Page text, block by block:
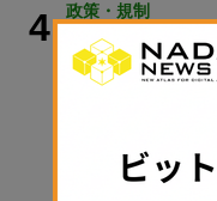
4 政策・規制
暗号資産「クラ
決、9月へ持ち越